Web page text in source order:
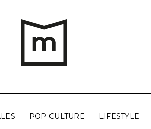
POP CULTURE LIFESTYLE